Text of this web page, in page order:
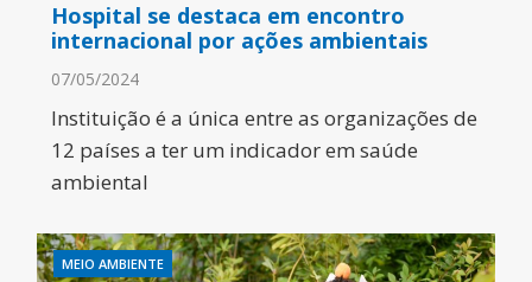
Hospital se destaca em encontro
internacional por ações ambientais
07/05/2024
Instituição é a única entre as organizações de
12 países a ter um indicador em saúde
ambiental
MEIO AMBIENTE